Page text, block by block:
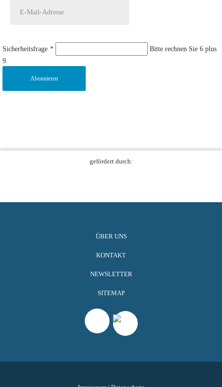
Sicherheitsfrage *
Bitte rechnen Sie 6 plus
9.
Abonnieren
gefördert durch:
ÜBER UNS
KONTAKT
NEWSLETTER
SITEMAP